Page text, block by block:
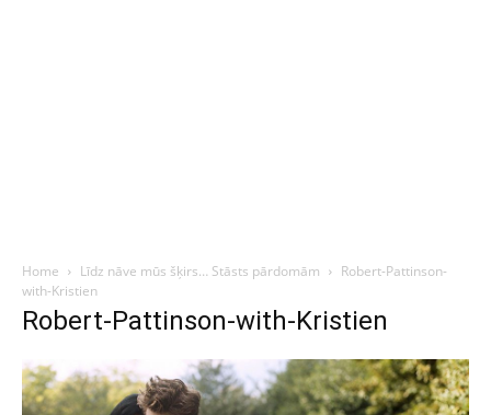
Home Līdz nāve mūs šķirs… Stāsts pārdomām
Robert-Pattinson-
with-Kristien
Robert-Pattinson-with-Kristien